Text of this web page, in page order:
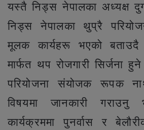
यस्तै निड्स नेपालका अध्यक्ष
निड्स नेपालका थुप्रै
मूलक कार्यहरू भएको बताउदै
मार्फत थप रोजगारी सिर्जना
परियोजना संयोजक रूपक
विषयमा जानकारी
कार्यक्रममा पुनर्वास र